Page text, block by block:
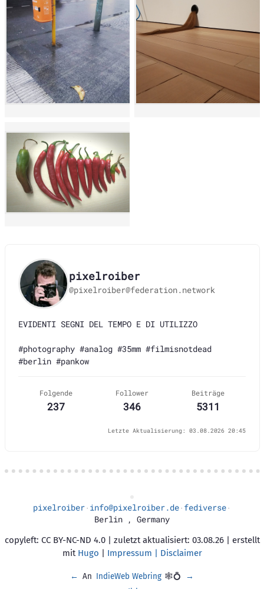
pixelroiber
@pixelroiber@federation.network
EVIDENTI SEGNI DEL TEMPO E DI UTILIZZO
#photography #analog #35mm #filmisnotdead
#berlin #pankow
Folgende
237
Follower
346
Beiträge
5311
Letzte Aktualisierung: 03.08.2026 20:45
pixelroiber· info@pixelroiber.de· fediverse·
Berlin , Germany
copyleft: CC BY-NC-ND 4.0 | zuletzt aktualisiert: 03.08.26 | erstellt
mit Hugo | Impressum | Disclaimer
← An IndieWeb Webring 🕸💍
→